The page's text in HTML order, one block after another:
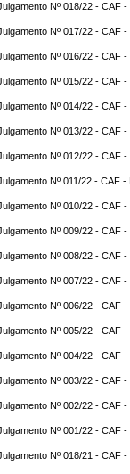
Nº 018/22 - CAF -
Nº 017/22 - CAF -
Nº 016/22 - CAF -
Nº 015/22 - CAF
Nº 014/22 - CAF
Nº 013/22 - CAF
Nº 012/22 - CAF
Nº 011/22 - CAF -
Nº 010/22 - CAF
Nº 009/22 - CAF
Nº 008/22 - CAF
Nº 007/22 - CAF
Nº 006/22 - CAF
Nº 005/22 - CAF
Nº 004/22 - CAF
Nº 003/22 - CAF
Nº 002/22 - CAF
Nº 001/22 - CAF
Nº 018/21 - CAF